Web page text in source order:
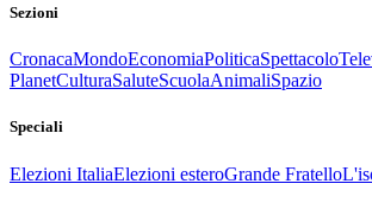
Sezioni
CronacaMondoEconomiaPoliticaSpettacolo
PlanetCulturaSaluteScuolaAnimaliSpazio
Speciali
Elezioni ItaliaElezioni esteroGrande Fratello